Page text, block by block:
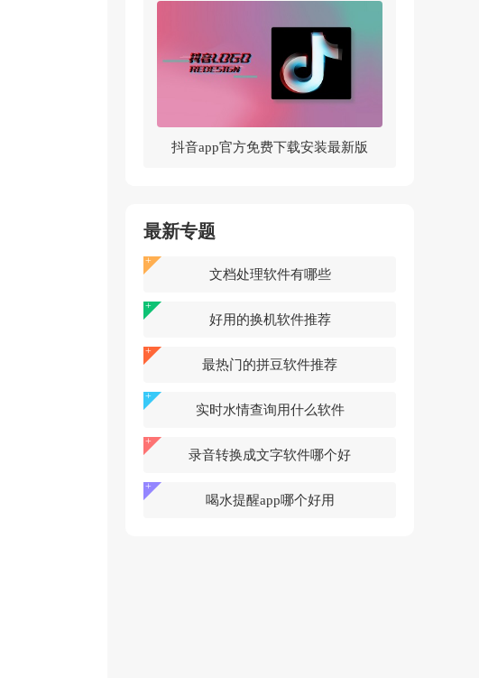
抖音app官方免费下载安装最新版
最新专题
文档处理软件有哪些
好用的换机软件推荐
最热门的拼豆软件推荐
实时水情查询用什么软件
录音转换成文字软件哪个好
喝水提醒app哪个好用